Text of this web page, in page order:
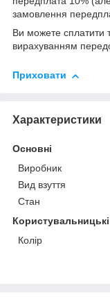
замовлення
Ви можете сплатити
вирахуванням
Приховати
Характеристики
Основні
Виробник
Вид взуття
Стан
Колір